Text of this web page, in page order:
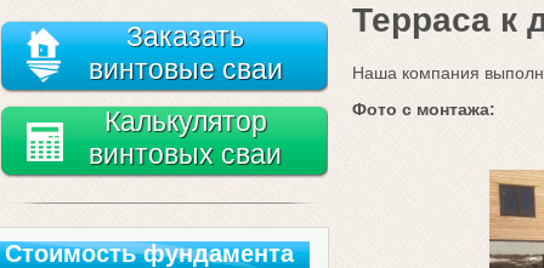
Заказать
винтовые сваи
Калькулятор
винтовых сваи
Стоимость фундамента
Терраса к
Наша компания
Фото с монтажа: